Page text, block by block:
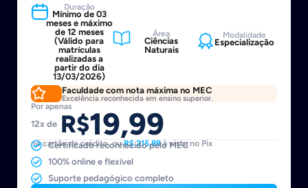
Duração
Mínimo de 03
meses e máximo
de 12 meses
(Válido para
matrículas
realizadas a
partir do dia
13/03/2026)
Área
Ciências
Naturais
Modalidade
Especialização
Faculdade com nota máxima no MEC
Excelência reconhecida em ensino superior.
Por apenas
12x de R$19,99
no cartão de crédito, ouR$ 215,89à vista no Pix
Certificado reconhecido pelo MEC
100% online e flexível
Suporte pedagógico completo